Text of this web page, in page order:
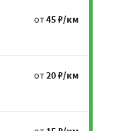
от45 ₽/км
от20 ₽/км